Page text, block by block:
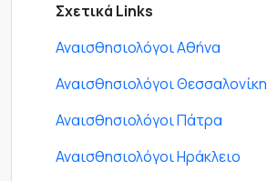
Σχετικά Links
Αναισθησιολόγοι Αθήνα
Αναισθησιολόγοι Θεσσαλονίκη
Αναισθησιολόγοι Πάτρα
Αναισθησιολόγοι Ηράκλειο